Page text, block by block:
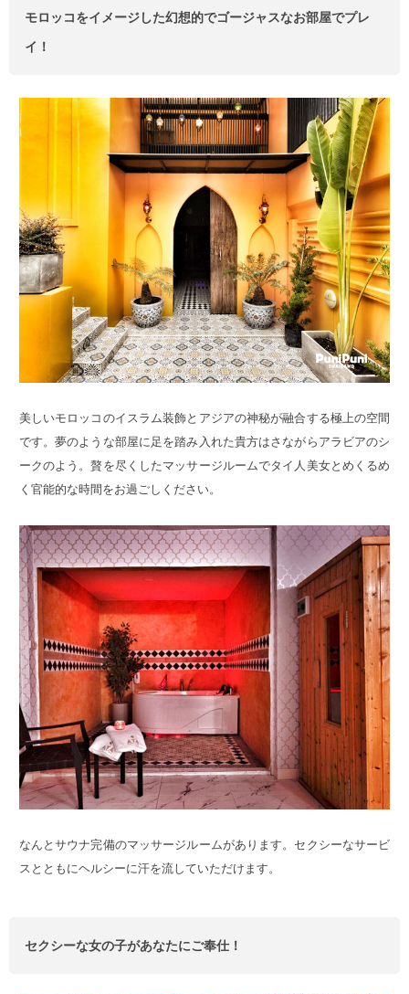
モロッコをイメージした幻想的でゴージャスなお部屋でプレ
イ！
美しいモロッコのイスラム装飾とアジアの神秘が融合する極上の空間
です。夢のような部屋に足を踏み入れた貴方はさながらアラビアのシ
ークのよう。贅を尽くしたマッサージルームでタイ人美女とめくるめ
く官能的な時間をお過ごしください。
なんとサウナ完備のマッサージルームがあります。セクシーなサービ
スとともにヘルシーに汗を流していただけます。
セクシーな女の子があなたにご奉仕！